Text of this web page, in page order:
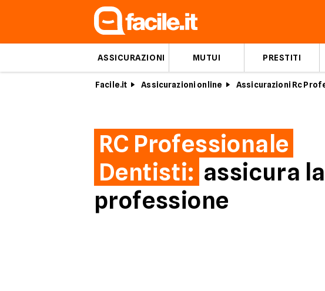
ASSICURAZIONI MUTUI PRESTITI
Facile.it Assicurazioni online Assicurazioni Rc
RC Professionale
Dentisti: assicura
professione